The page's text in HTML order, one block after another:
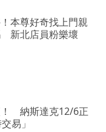
本尊好奇找上門親
新北店員粉樂壞
！ 納斯達克12/6正
易」